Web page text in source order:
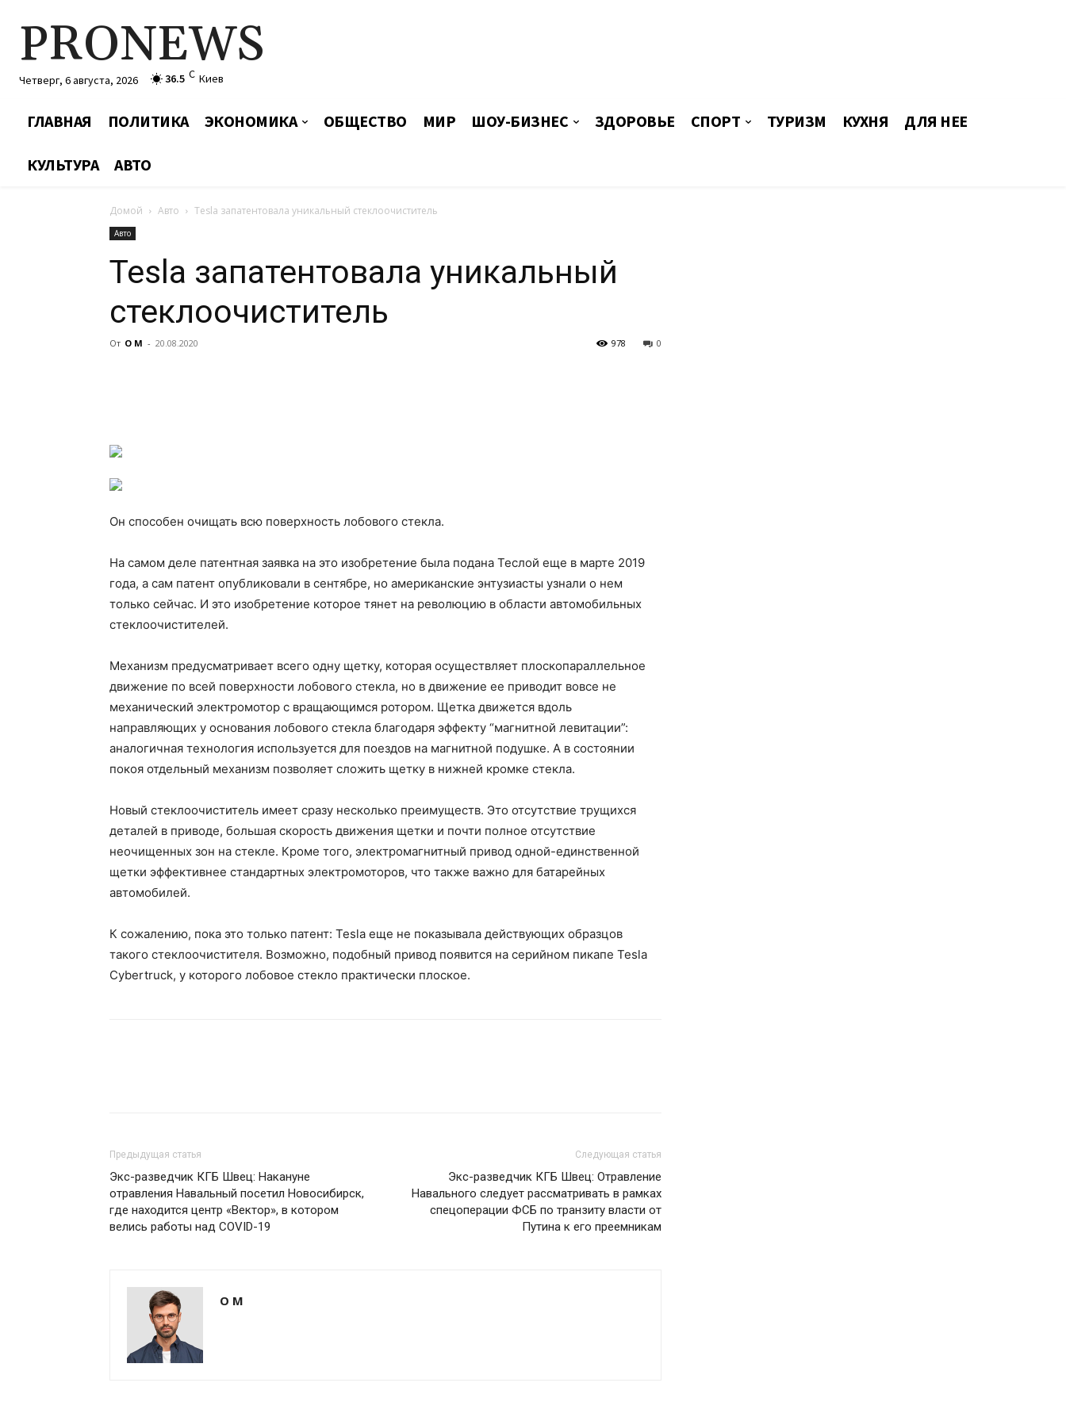
PRONEWS
Четверг, 6 августа, 2026 36.5 C Киев
ГЛАВНАЯ ПОЛИТИКА ЭКОНОМИКА ОБЩЕСТВО МИР ШОУ-БИЗНЕС ЗДОРОВЬЕ СПОРТ ТУРИЗМ КУХНЯ ДЛЯ НЕЕ
КУЛЬТУРА АВТО
Домой Авто Tesla запатентовала уникальный стеклоочиститель
Авто
Tesla запатентовала уникальный
стеклоочиститель
От О М - 20.08.2020 0
978
Он способен очищать всю поверхность лобового стекла.
На самом деле патентная заявка на это изобретение была подана Теслой еще в марте 2019
года, а сам патент опубликовали в сентябре, но американские энтузиасты узнали о нем
только сейчас. И это изобретение которое тянет на революцию в области автомобильных
стеклоочистителей.
Механизм предусматривает всего одну щетку, которая осуществляет плоскопараллельное
движение по всей поверхности лобового стекла, но в движение ее приводит вовсе не
механический электромотор с вращающимся ротором. Щетка движется вдоль
направляющих у основания лобового стекла благодаря эффекту “магнитной левитации”:
аналогичная технология используется для поездов на магнитной подушке. А в состоянии
покоя отдельный механизм позволяет сложить щетку в нижней кромке стекла.
Новый стеклоочиститель имеет сразу несколько преимуществ. Это отсутствие трущихся
деталей в приводе, большая скорость движения щетки и почти полное отсутствие
неочищенных зон на стекле. Кроме того, электромагнитный привод одной-единственной
щетки эффективнее стандартных электромоторов, что также важно для батарейных
автомобилей.
К сожалению, пока это только патент: Tesla еще не показывала действующих образцов
такого стеклоочистителя. Возможно, подобный привод появится на серийном пикапе Tesla
Cybertruck, у которого лобовое стекло практически плоское.
Предыдущая статья
Экс-разведчик КГБ Швец: Накануне
отравления Навальный посетил Новосибирск,
где находится центр «Вектор», в котором
велись работы над COVID-19
Следующая статья
Экс-разведчик КГБ Швец: Отравление
Навального следует рассматривать в рамках
спецоперации ФСБ по транзиту власти от
Путина к его преемникам
О М